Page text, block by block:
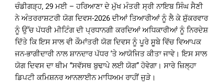
ਚੰਡੀਗੜ੍ਹ, 29 ਮਈ – ਹਰਿਆਣਾ ਦੇ ਮੁੱਖ ਮੰਤਰੀ ਸ੍ਰੀ ਨਾਇਬ ਸਿੰਘ ਸੈਣੀ
ਨੇ ਅੰਤਰਰਾਸ਼ਟਰੀ ਯੋਗ ਦਿਵਸ-2026 ਦੀਆਂ ਤਿਆਰੀਆਂ ਨੂੰ ਲੈ ਕੇ ਸ਼ੁੱਕਰਵਾਰ
ਨੂੰ ਉੱਚ ਪੱਧਰੀ ਮੀਟਿੰਗ ਦੀ ਪ੍ਰਧਾਨਗੀ ਕਰਦਿਆਂ ਅਧਿਕਾਰੀਆਂ ਨੂੰ ਨਿਰਦੇਸ਼
ਦਿੱਤੇ ਕਿ ਇਸ ਸਾਲ ਵੀ ਕੌਮਾਂਤਰੀ ਯੋਗ ਦਿਵਸ ਨੂੰ ਪੂਰੇ ਸੂਬੇ ਵਿੱਚ ਵਿਆਪਕ
ਜਨ-ਭਾਗੀਦਾਰੀ ਨਾਲ ਸ਼ਾਨਦਾਰ ਪੱਧਰ ‘ਤੇ ਆਯੋਜਿਤ ਕੀਤਾ ਜਾਵੇ। ਇਸ ਸਾਲ
ਯੋਗ ਦਿਵਸ ਦਾ ਥੀਮ “ਸਵੱਸਥ ਬੁਢਾਪੇ ਲਈ ਯੋਗ” ਹੋਵੇਗਾ। ਸਾਰੇ ਜ਼ਿਲ੍ਹਾ
ਡਿਪਟੀ ਕਮਿਸ਼ਨਰ ਆਨਲਾਈਨ ਮਾਧਿਅਮ ਰਾਹੀਂ ਜੁੜੇ।